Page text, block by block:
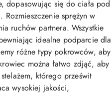
dopasowując się do ciała pod
sprężyn w
ruchów partnera. Wszystkie
idealne podparcie dla
różne typy pokrowców, aby
można łatwo zdjąć, aby
którego prześwit
wysokiej jakości,